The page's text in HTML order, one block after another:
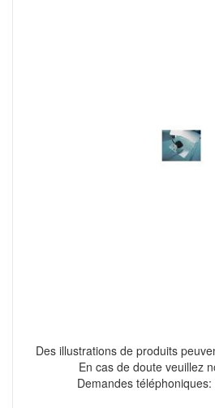
Des illustrations de produits
En cas de doute veuillez
Demandes